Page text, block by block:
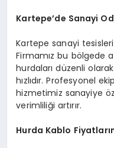
Kartepe’de Sanayi
Kartepe sanayi
Firmamız bu bölgede
hurdaları düzenli
hızlıdır. Profesyonel
hizmetimiz sanayiye
verimliliği artırır.
Hurda Kablo